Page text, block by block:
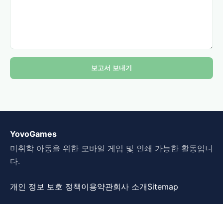
보고서 보내기
YovoGames
미취학 아동을 위한 모바일 게임 및 인쇄 가능한 활동입니
다.
개인 정보 보호 정책이용약관회사 소개Sitemap